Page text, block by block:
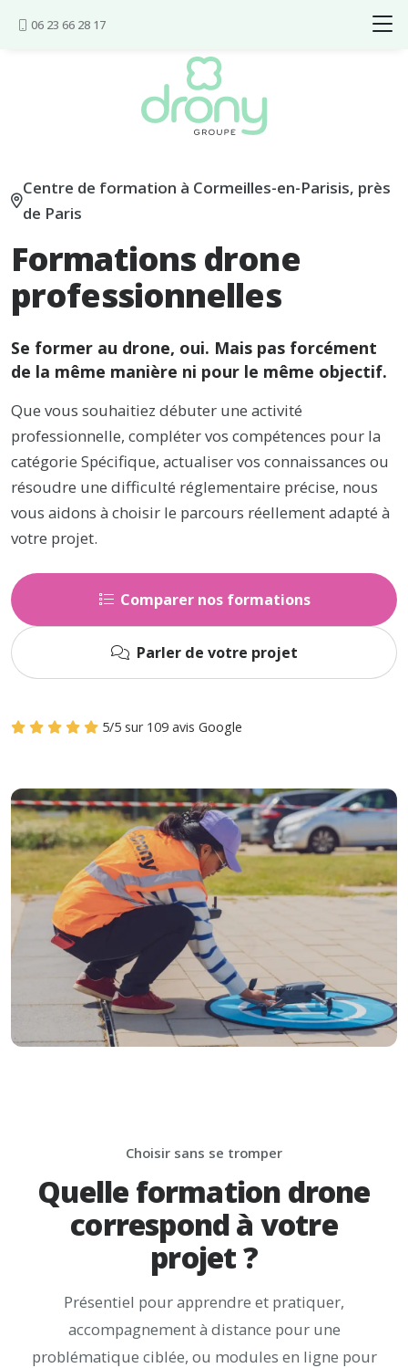
06 23 66 28 17
Centre de formation à Cormeilles-en-Parisis, près
de Paris
Formations drone
professionnelles
Se former au drone, oui. Mais pas forcément
de la même manière ni pour le même objectif.
Que vous souhaitiez débuter une activité
professionnelle, compléter vos compétences pour la
catégorie Spécifique, actualiser vos connaissances ou
résoudre une difficulté réglementaire précise, nous
vous aidons à choisir le parcours réellement adapté à
votre projet.
Comparer nos formations
Parler de votre projet
5/5 sur 109 avis Google
Choisir sans se tromper
Quelle formation drone
correspond à votre
projet ?
Présentiel pour apprendre et pratiquer,
accompagnement à distance pour une
problématique ciblée, ou modules en ligne pour